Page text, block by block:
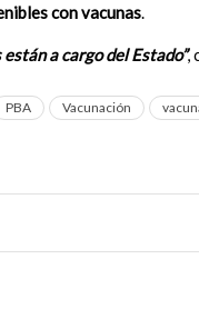
con vacunas.
a cargo del Estado”,
PBA Vacunación